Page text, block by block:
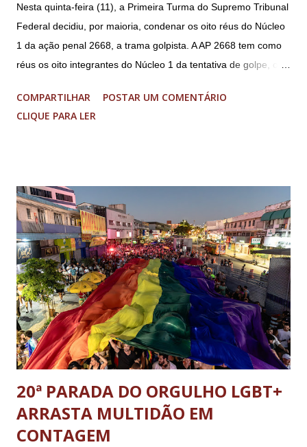
Nesta quinta-feira (11), a Primeira Turma do Supremo Tribunal
Federal decidiu, por maioria, condenar os oito réus do Núcleo
1 da ação penal 2668, a trama golpista. A AP 2668 tem como
réus os oito integrantes do Núcleo 1 da tentativa de golpe, ou
(PGR): o deputado federal Alexandre Ramagem, ex-diretor da
Agência Brasileira de Inteligência (Abin); o almirante Almir
Segurança Institucional (GSI); o tenente-coronel Mauro Cid,
ex-ajudante de ordens de Bolsonaro (réu-colaborador); o ex-
presidente da República Jair Bolsonaro; o general Paulo
Sérgio Nogueira, ex-ministro da Defesa; e o general da
reserva Walter Braga Netto, ex-ministro da Casa Civil e da
Defesa. A acusação envolveu os crimes de tentativa de
abolição violenta do Estado Democrático de Direito, golpe de
E...
COMPARTILHAR
POSTAR UM COMENTÁRIO
CLIQUE PARA LER
20ª PARADA DO ORGULHO LGBT+
ARRASTA MULTIDÃO EM
CONTAGEM